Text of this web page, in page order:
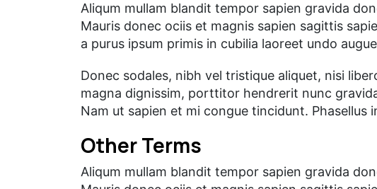
Aliqum mullam blandit tempor sapien gravida
Mauris donec ociis et magnis sapien sagittis
a purus ipsum primis in cubilia laoreet undo
Donec sodales, nibh vel tristique aliquet, nisi
magna dignissim, porttitor hendrerit nunc
Nam ut sapien et mi congue tincidunt. Phasellus
Other Terms
Aliqum mullam blandit tempor sapien gravida